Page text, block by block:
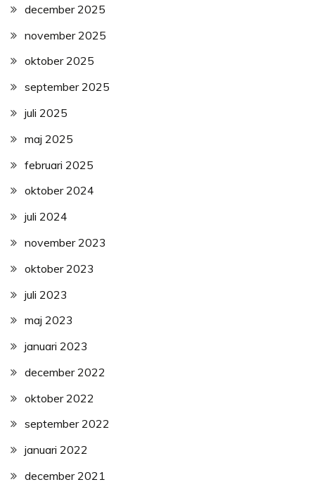
december 2025
november 2025
oktober 2025
september 2025
juli 2025
maj 2025
februari 2025
oktober 2024
juli 2024
november 2023
oktober 2023
juli 2023
maj 2023
januari 2023
december 2022
oktober 2022
september 2022
januari 2022
december 2021